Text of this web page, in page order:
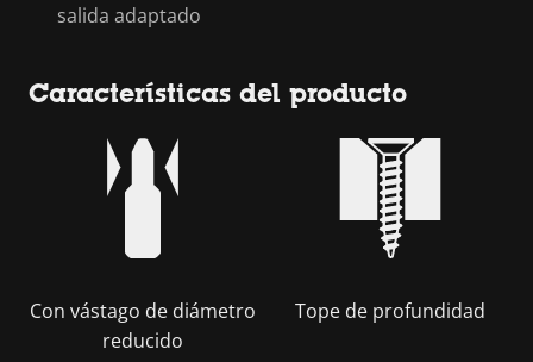
salida adaptado
Características del producto
Con vástago de diámetro
reducido
Tope de profundidad